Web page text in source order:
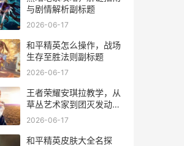
与剧情解析副标题
2026-06-17
和平精英怎么操作，战场
生存至胜法则副标题
2026-06-17
王者荣耀安琪拉教学，从
草丛艺术家到团灭发动机
的进阶之路
2026-06-17
和平精英皮肤大全名探